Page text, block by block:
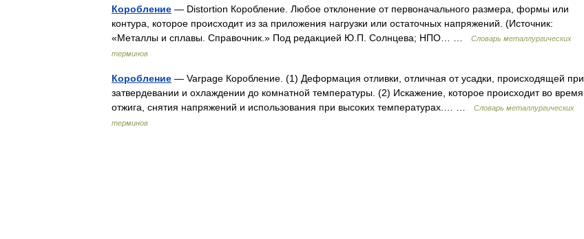
Коробление — Distortion Коробление. Любое отклонение от первоначального размера, формы или
контура, которое происходит из за приложения нагрузки или остаточных напряжений. (Источник:
«Металлы и сплавы. Справочник.» Под редакцией Ю.П. Солнцева; НПО… …
Словарь металлургических
терминов
Коробление — Varpage Коробление. (1) Деформация отливки, отличная от усадки, происходящей при
затвердевании и охлаждении до комнатной температуры. (2) Искажение, которое происходит во время
отжига, снятия напряжений и использования при высоких температурах.… …
Словарь металлургических
терминов